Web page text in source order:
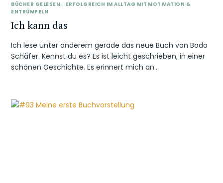
BÜCHER GELESEN | ERFOLGREICH IM ALLTAG MIT MOTIVATION &
ENTRÜMPELN
Ich kann das
Ich lese unter anderem gerade das neue Buch von Bodo
Schäfer. Kennst du es? Es ist leicht geschrieben, in einer
schönen Geschichte. Es erinnert mich an…